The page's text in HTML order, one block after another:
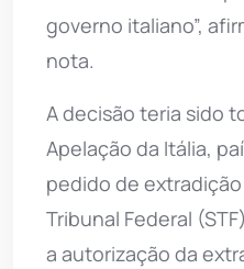
governo italiano”,
nota.
A decisão teria sido
Apelação da Itália,
pedido de
Tribunal Federal
a autorização da